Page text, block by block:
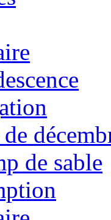
de sable